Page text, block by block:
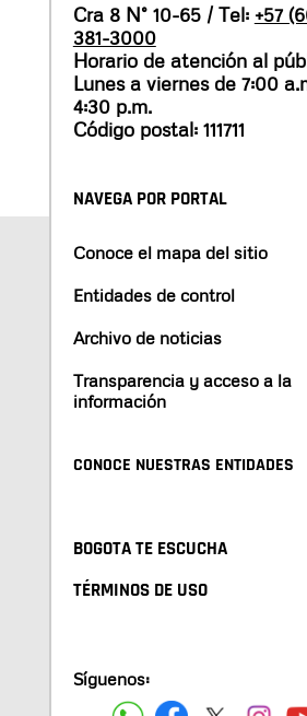
Cra 8 N° 10-65 / Tel: +57
381-3000
Horario de atención al
Lunes a viernes de 7:00
4:30 p.m.
Código postal: 111711
NAVEGA POR PORTAL
Conoce el mapa del sitio
Entidades de control
Archivo de noticias
Transparencia y acceso a la
información
CONOCE NUESTRAS ENTIDADES
BOGOTA TE ESCUCHA
TÉRMINOS DE USO
Síguenos: